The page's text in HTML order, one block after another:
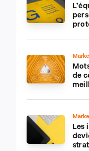
de
Les